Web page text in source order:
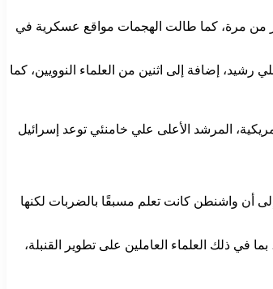
من مرة، كما طالت الهجمات مواقع عسكرية في
إضافة إلى اثنين من العلماء النوويين، كما
المرشد الأعلى علي خامنئي توعد إسرائيل
أن واشنطن كانت تعلم مسبقًا بالضربات لكنها
في ذلك العلماء العاملين على تطوير القنبلة،